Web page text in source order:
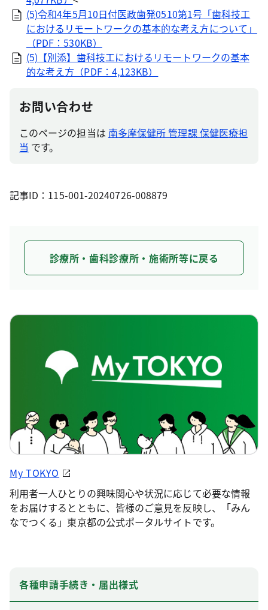
(5)令和4年5月10日付医政歯発0510第1号「歯科技工
におけるリモートワークの基本的な考え方について」
（PDF：530KB）
(5)【別添】歯科技工におけるリモートワークの基本
的な考え方（PDF：4,123KB）
お問い合わせ
このページの担当は 南多摩保健所 管理課 保健医療担
当 です。
記事ID：115-001-20240726-008879
診療所・歯科診療所・施術所等に戻る
My TOKYO
利用者一人ひとりの興味関心や状況に応じて必要な情報
をお届けするとともに、皆様のご意見を反映し、「みん
なでつくる」東京都の公式ポータルサイトです。
各種申請手続き・届出様式